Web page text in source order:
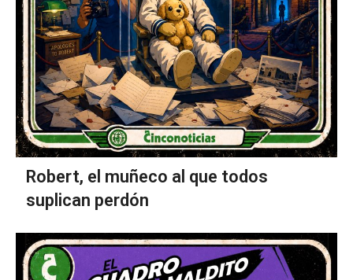
Robert, el muñeco al que todos
suplican perdón